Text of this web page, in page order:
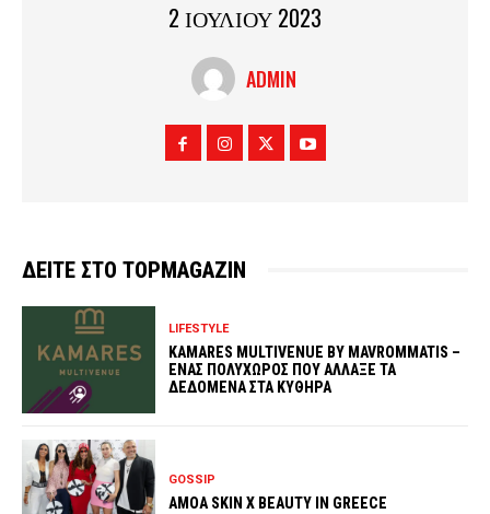
2 ΙΟΥΛΙΟΥ 2023
ADMIN
ΔΕΙΤΕ ΣΤΟ TOPMAGAZIN
LIFESTYLE
KAMARES MULTIVENUE BY MAVROMMATIS –
ΕΝΑΣ ΠΟΛΥΧΩΡΟΣ ΠΟΥ ΑΛΛΑΞΕ ΤΑ
ΔΕΔΟΜΕΝΑ ΣΤΑ ΚΥΘΗΡΑ
GOSSIP
ΑMOA SKIN X BEAUTY IN GREECE